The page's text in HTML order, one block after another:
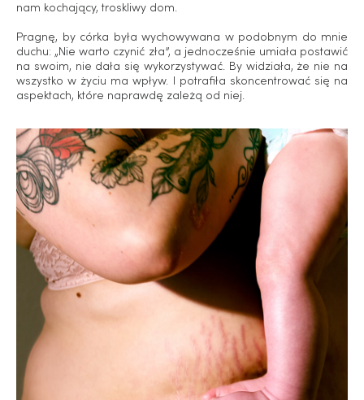
nam kochający, troskliwy dom.
Pragnę, by córka była wychowywana w podobnym do mnie
duchu: „Nie warto czynić zła”, a jednocześnie umiała postawić
na swoim, nie dała się wykorzystywać. By widziała, że nie na
wszystko w życiu ma wpływ. I potrafiła skoncentrować się na
aspektach, które naprawdę zależą od niej.